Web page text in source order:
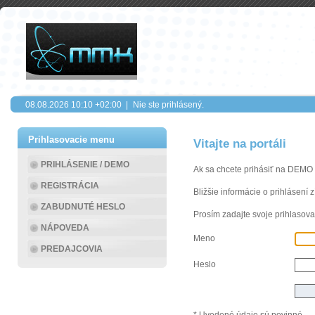
08.08.2026 10:10 +02:00 | Nie ste prihlásený.
Prihlasovacie menu
PRIHLÁSENIE / DEMO
REGISTRÁCIA
ZABUDNUTÉ HESLO
NÁPOVEDA
PREDAJCOVIA
Vitajte na portáli
Ak sa chcete prihásiť na
Bližšie informácie o prihlásení
Prosím zadajte svoje
Meno
Heslo